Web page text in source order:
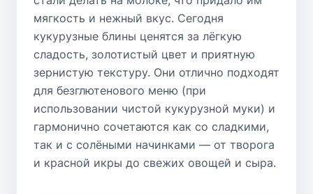
мягкость и нежный вкус. Сегодня
кукурузные блины ценятся за лёгкую
сладость, золотистый цвет и приятную
зернистую текстуру. Они отлично подходят
для безглютенового меню (при
использовании чистой кукурузной муки) и
гармонично сочетаются как со сладкими,
так и с солёными начинками — от творога
и красной икры до свежих овощей и сыра.